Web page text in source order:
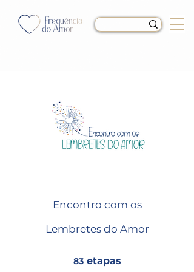
Encontro com os
Lembretes do Amor
83 etapas